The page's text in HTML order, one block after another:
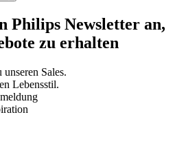
Philips Newsletter an,
zu erhalten
Sales.
Lebensstil.